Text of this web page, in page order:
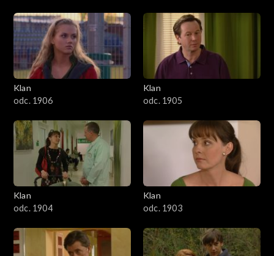
Klan
odc. 1906
Klan
odc. 1905
Klan
odc. 1904
Klan
odc. 1903